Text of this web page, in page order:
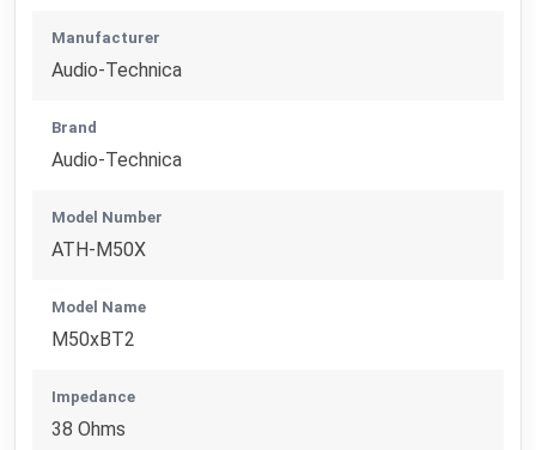
Manufacturer
Audio-Technica
Brand
Audio-Technica
Model Number
ATH-M50X
Model Name
M50xBT2
Impedance
38 Ohms